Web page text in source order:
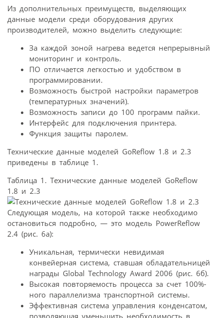
Из дополнительных преимуществ, выделяющих
данные модели среди оборудования других
производителей, можно выделить следующие:
За каждой зоной нагрева ведется непрерывный
мониторинг и контроль.
ПО отличается легкостью и удобством в
программировании.
Возможность быстрой настройки параметров
(температурных значений).
Возможность записи до 100 программ пайки.
Интерфейс для подключения принтера.
Функция защиты паролем.
Технические данные моделей GoReflow 1.8 и 2.3
приведены в таблице 1.
Таблица 1. Технические данные моделей GoReflow
1.8 и 2.3
Следующая модель, на которой также необходимо
остановиться подробно, — это модель PowerReflow
2.4 (рис. 6а):
Уникальная, термически невидимая
конвейерная система, ставшая обладательницей
награды Global Technology Award 2006 (рис. 6б).
Высокая повторяемость процесса за счет 100%-
ного параллелизма транспортной системы.
Эффективная система управления конденсатом,
позволяющая уменьшить необходимость в